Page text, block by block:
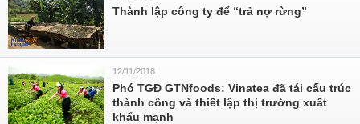
Thành lập công ty để “trả nợ rừng”
12/11/2018
Phó TGĐ GTNfoods: Vinatea đã tái cấu trúc
thành công và thiết lập thị trường xuất
khẩu mạnh